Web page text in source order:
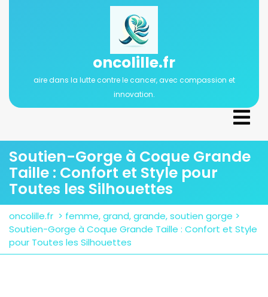
oncolille.fr
aire dans la lutte contre le cancer, avec compassion et
innovation.
Soutien-Gorge à Coque Grande
Taille : Confort et Style pour
Toutes les Silhouettes
oncolille.fr > femme,grand,grande,soutien gorge >
Soutien-Gorge à Coque Grande Taille : Confort et Style
pour Toutes les Silhouettes